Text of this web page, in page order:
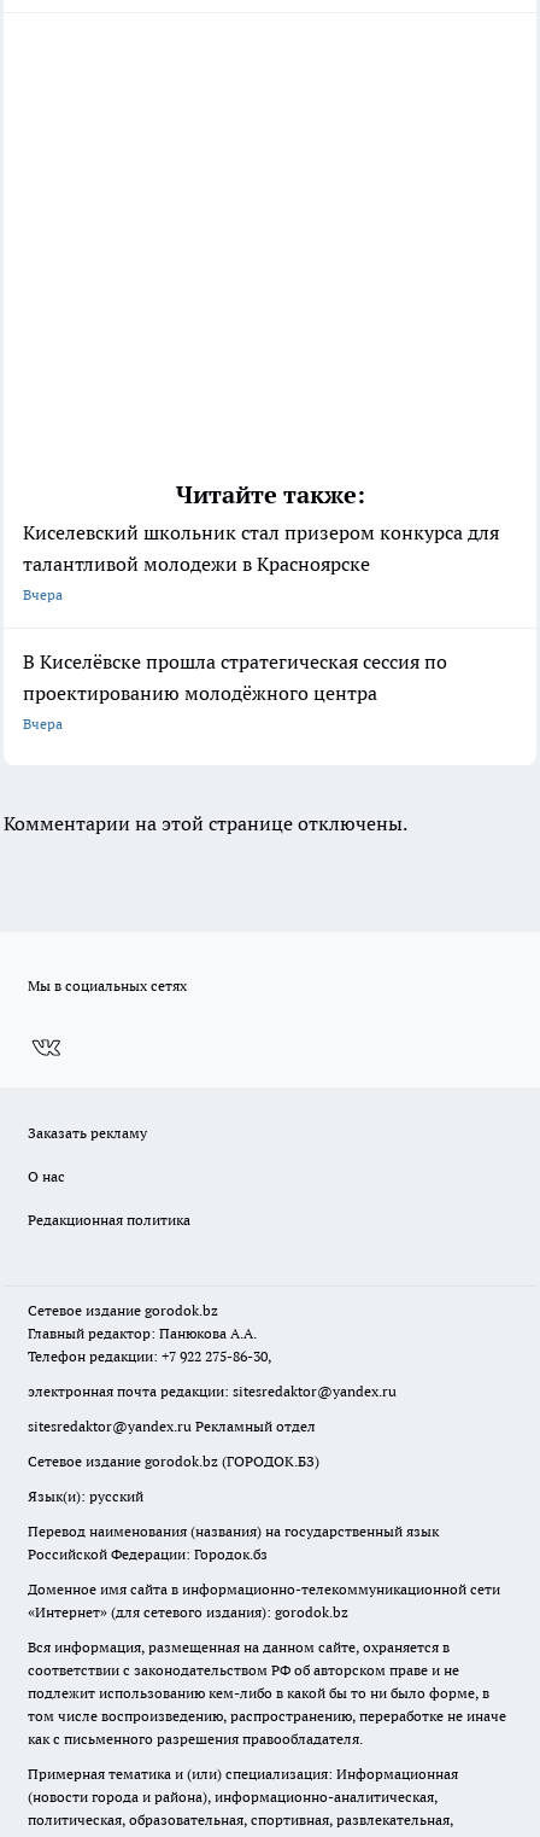
Читайте также:
Киселевский школьник стал призером конкурса для
талантливой молодежи в Красноярске
Вчера
В Киселёвске прошла стратегическая сессия по
проектированию молодёжного центра
Вчера
Комментарии на этой странице отключены.
Мы в социальных сетях
Заказать рекламу
О нас
Редакционная политика
Сетевое издание gorodok.bz
Главный редактор: Панюкова А.А.
Телефон редакции: +7 922 275-86-30,
электронная почта редакции: sitesredaktor@yandex.ru
sitesredaktor@yandex.ru Рекламный отдел
Сетевое издание gorodok.bz (ГОРОДОК.БЗ)
Язык(и): русский
Перевод наименования (названия) на государственный язык
Российской Федерации: Городок.бз
Доменное имя сайта в информационно-телекоммуникационной сети
«Интернет» (для сетевого издания): gorodok.bz
Вся информация, размещенная на данном сайте, охраняется в
соответствии с законодательством РФ об авторском праве и не
подлежит использованию кем-либо в какой бы то ни было форме, в
том числе воспроизведению, распространению, переработке не иначе
как с письменного разрешения правообладателя.
Примерная тематика и (или) специализация: Информационная
(новости города и района), информационно-аналитическая,
политическая, образовательная, спортивная, развлекательная,